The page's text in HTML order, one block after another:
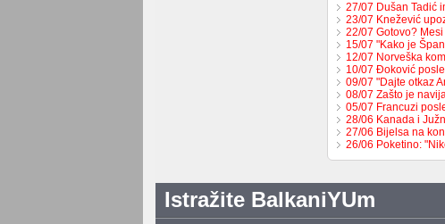
27/07 Dušan Tadić
23/07 Knežević
22/07 Gotovo?
15/07 "Kako je
12/07 Norveška
10/07 Đoković
09/07 "Dajte otkaz
08/07 Zašto je
05/07 Francuzi
28/06 Kanada i
27/06 Bijelsa na
26/06 Poketino:
Istražite BalkaniYUm